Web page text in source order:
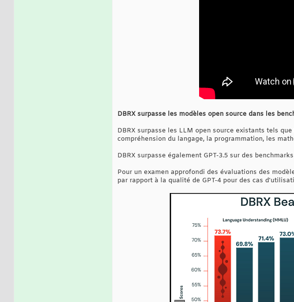
DBRX surpasse les modèles open source dans les
DBRX surpasse les LLM open source existants tels
compréhension du langage, la programmation, les
DBRX surpasse également GPT-3.5 sur des
Pour un examen approfondi des évaluations des
par rapport à la qualité de GPT-4 pour des cas